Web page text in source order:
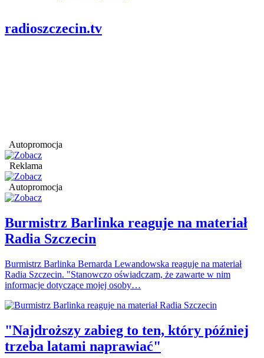
radioszczecin.tv
Autopromocja
Reklama
Autopromocja
Burmistrz Barlinka reaguje na materiał
Radia Szczecin
Burmistrz Barlinka Bernarda Lewandowska reaguje na materiał
Radia Szczecin. "Stanowczo oświadczam, że zawarte w nim
informacje dotyczące mojej osoby…
"Najdroższy zabieg to ten, który później
trzeba latami naprawiać"